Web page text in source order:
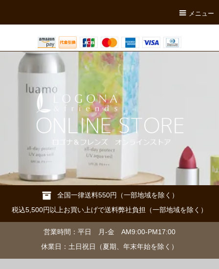
メニュー
全国一律送料550円（一部地域を除く）
税込5,500円以上お買い上げで送料弊社負担（一部地域を除く）
営業時間：平日 月-金 AM9:00-PM17:00
休業日：土日祝日（夏期、年末年始を除く）